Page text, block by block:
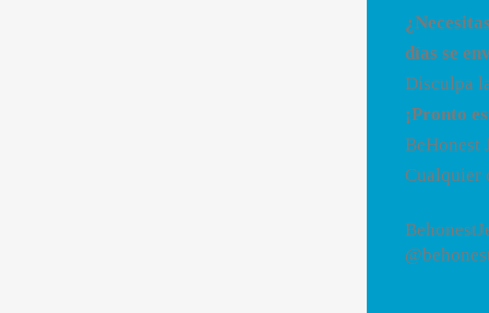
días se
Disculpa
¡Pronto
BeHonest
Cualquier